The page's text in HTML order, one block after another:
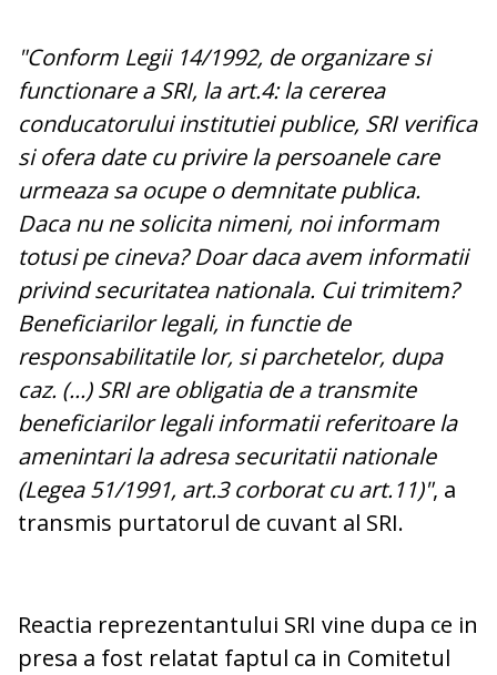
"Conform Legii 14/1992, de organizare si
functionare a SRI, la art.4: la cererea
conducatorului institutiei publice, SRI verifica
si ofera date cu privire la persoanele care
urmeaza sa ocupe o demnitate publica.
Daca nu ne solicita nimeni, noi informam
totusi pe cineva? Doar daca avem informatii
privind securitatea nationala. Cui trimitem?
Beneficiarilor legali, in functie de
responsabilitatile lor, si parchetelor, dupa
caz. (...) SRI are obligatia de a transmite
beneficiarilor legali informatii referitoare la
amenintari la adresa securitatii nationale
(Legea 51/1991, art.3 corborat cu art.11)", a
transmis purtatorul de cuvant al SRI.
Reactia reprezentantului SRI vine dupa ce in
presa a fost relatat faptul ca in Comitetul